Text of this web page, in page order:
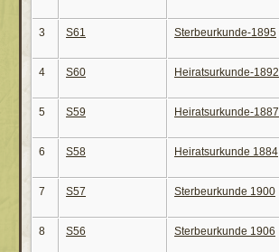
3 S61 Sterbeurkunde-1895
4 S60 Heiratsurkunde-1892
5 S59 Heiratsurkunde-1887
6 S58 Heiratsurkunde 1884
7 S57 Sterbeurkunde 1900
8 S56 Sterbeurkunde 1906